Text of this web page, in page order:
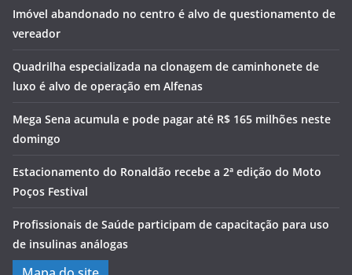
Imóvel abandonado no centro é alvo de questionamento de
vereador
Quadrilha especializada na clonagem de caminhonete de
luxo é alvo de operação em Alfenas
Mega Sena acumula e pode pagar até R$ 165 milhões neste
domingo
Estacionamento do Ronaldão recebe a 2ª edição do Moto
Poços Festival
Profissionais de Saúde participam de capacitação para uso
de insulinas análogas